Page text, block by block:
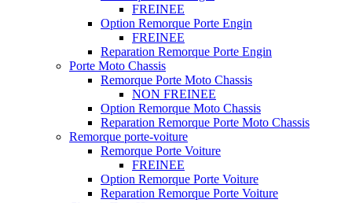
FREINEE
Option Remorque Porte Engin
FREINEE
Reparation Remorque Porte Engin
Porte Moto Chassis
Remorque Porte Moto Chassis
NON FREINEE
Option Remorque Moto Chassis
Reparation Remorque Porte Moto Chassis
Remorque porte-voiture
Remorque Porte Voiture
FREINEE
Option Remorque Porte Voiture
Reparation Remorque Porte Voiture